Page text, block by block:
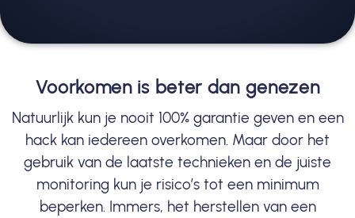
Voorkomen is beter dan genezen
Natuurlijk kun je nooit 100% garantie geven en een
hack kan iedereen overkomen. Maar door het
gebruik van de laatste technieken en de juiste
monitoring kun je risico’s tot een minimum
beperken. Immers, het herstellen van een